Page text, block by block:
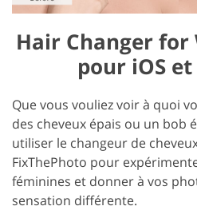
Hair Changer
pour iOS
Que vous vouliez voir à quoi
des cheveux épais ou un bob
utiliser le changeur de
FixThePhoto pour
féminines et donner à vos
sensation différente.